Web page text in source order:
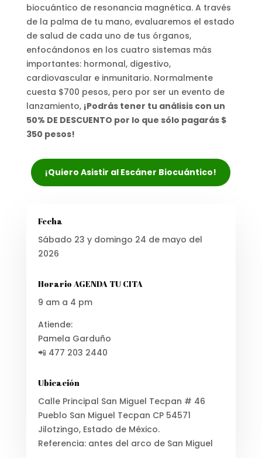
biocuántico de resonancia magnética. A través
de la palma de tu mano, evaluaremos el estado
de salud de cada uno de tus órganos,
enfocándonos en los cuatro sistemas más
importantes: hormonal, digestivo,
cardiovascular e inmunitario. Normalmente
cuesta $700 pesos, pero por ser un evento de
lanzamiento, ¡Podrás tener tu análisis con un
50% DE DESCUENTO por lo que sólo pagarás $
350 pesos!
¡Quiero Asistir al Escáner Biocuántico!
Fecha
Sábado 23 y domingo 24 de mayo del
2026
Horario AGENDA TU CITA
9 am a 4 pm
Atiende:
Pamela Garduño
📲 477 203 2440
Ubicación
Calle Principal San Miguel Tecpan # 46
Pueblo San Miguel Tecpan CP 54571
Jilotzingo, Estado de México.
Referencia: antes del arco de San Miguel